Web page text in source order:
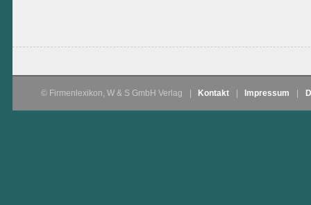
© Firmenlexikon, W & S GmbH Verlag Kontakt Impressum